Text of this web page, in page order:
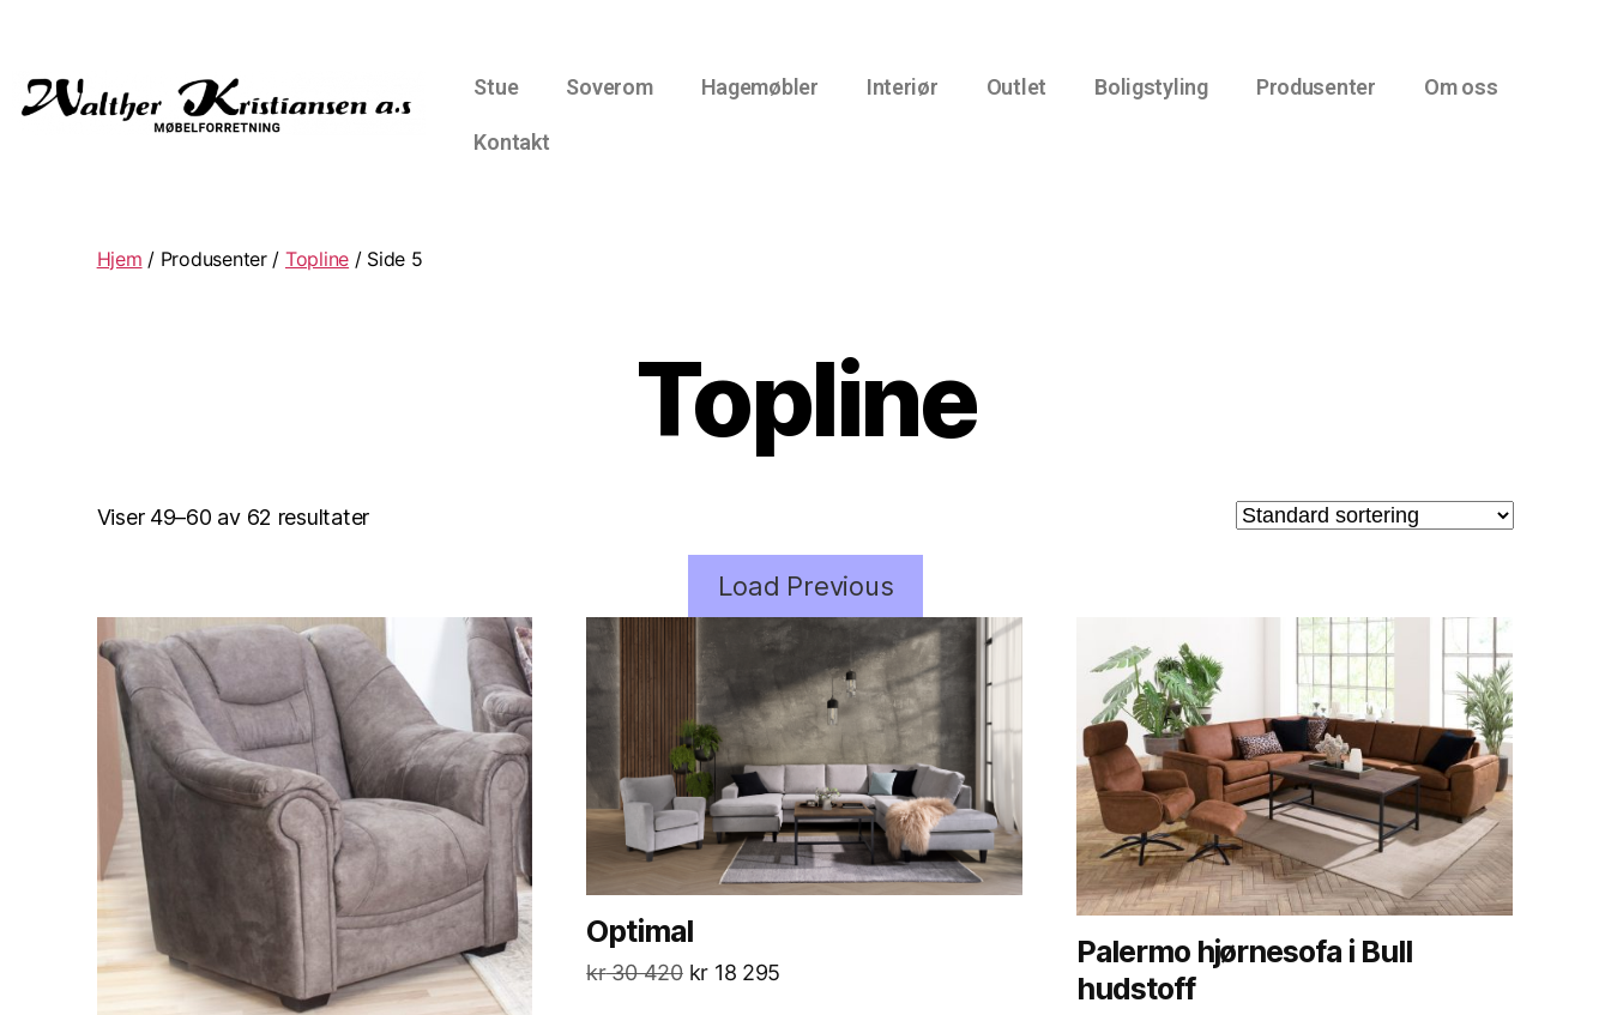
Stue Soverom Hagemøbler Interiør Outlet Boligstyling Produsenter Om oss
Kontakt
Hjem / Produsenter / Topline / Side 5
Topline
Viser 49–60 av 62 resultater
Load Previous
Optimal
kr30 420 kr 18 295
Palermo hjørnesofa i Bull
hudstoff